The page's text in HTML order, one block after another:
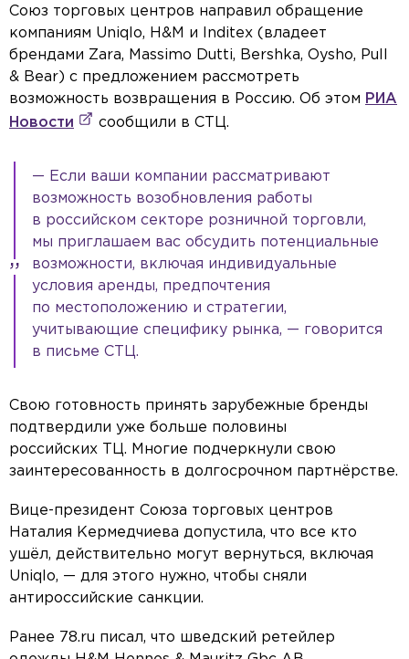
Союз торговых центров направил обращение
компаниям Uniqlo, H&M и Inditex (владеет
брендами Zara, Massimo Dutti, Bershka, Oysho, Pull
& Bear) с предложением рассмотреть
возможность возвращения в Россию. Об этом РИА
Новости
сообщили в СТЦ.
— Если ваши компании рассматривают
возможность возобновления работы
в российском секторе розничной торговли,
мы приглашаем вас обсудить потенциальные
возможности, включая индивидуальные
условия аренды, предпочтения
по местоположению и стратегии,
учитывающие специфику рынка, — говорится
в письме СТЦ.
Свою готовность принять зарубежные бренды
подтвердили уже больше половины
российских ТЦ. Многие подчеркнули свою
заинтересованность в долгосрочном партнёрстве.
Вице-президент Союза торговых центров
Наталия Кермедчиева допустила, что все кто
ушёл, действительно могут вернуться, включая
Uniqlo, — для этого нужно, чтобы сняли
антироссийские санкции.
Ранее 78.ru писал, что шведский ретейлер